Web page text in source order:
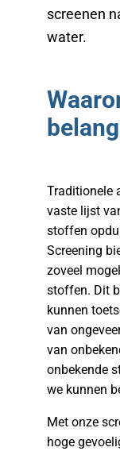
screenen
water.
Traditionele
vaste lijst
stoffen
Screening
zoveel
stoffen. Dit
kunnen
van
van
onbekende
we kunnen
Met onze
hoge